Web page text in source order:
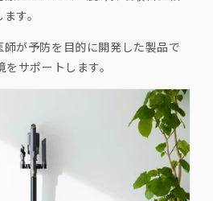
す。
が予防を目的に開発した製品で
サポートします。